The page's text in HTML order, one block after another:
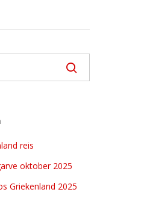
reis
oktober 2025
Griekenland 2025